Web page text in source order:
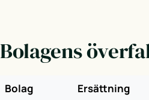
Bolagens
Bolag Ersättning